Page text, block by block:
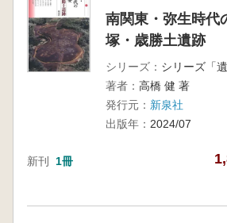
南関東・弥生時
塚・歳勝土遺跡
シリーズ： シリーズ「
著者： 高橋 健 著
発行元： 新泉社
出版年： 2024/07
新刊 1冊